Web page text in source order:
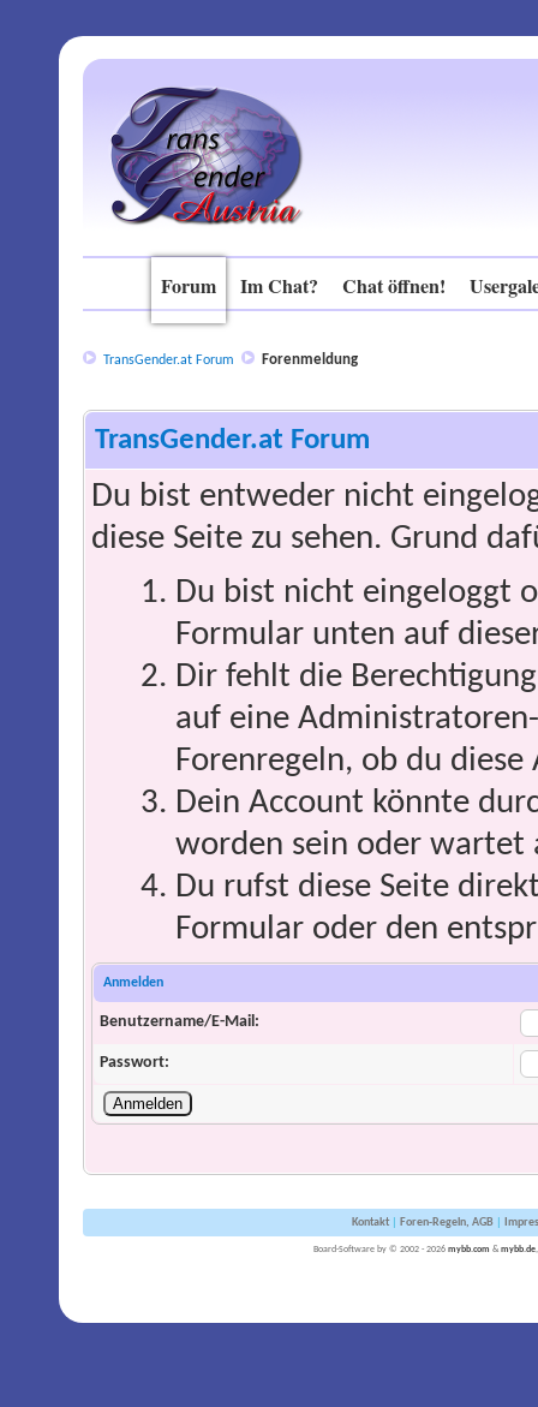
Forum Im Chat? Chat öffnen!
TransGender.at Forum Forenmeldung
TransGender.at Forum
Du bist entweder nicht
diese Seite zu sehen. Grund
Du bist nicht eingeloggt
Formular unten auf
Dir fehlt die
auf eine
Forenregeln, ob du
Dein Account könnte
worden sein oder wartet
Du rufst diese Seite
Formular oder den
Anmelden
Benutzername/E-Mail:
Passwort:
Kontakt| Foren-Regeln, AGB|
Board-Software by © 2002 - 2026 mybb.com & mybb.de